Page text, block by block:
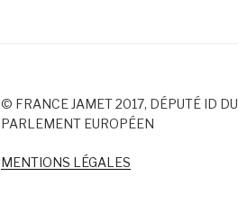
© FRANCE JAMET 2017, DÉPUTÉ ID DU
PARLEMENT EUROPÉEN
MENTIONS LÉGALES